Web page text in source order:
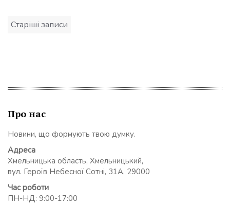
Навігація
Старіші записи
Про нас
Новини, що формують твою думку.
Адреса
Хмельницька область, Хмельницький,
вул. Героїв Небесної Сотні, 31А, 29000
Час роботи
ПН-НД: 9:00-17:00